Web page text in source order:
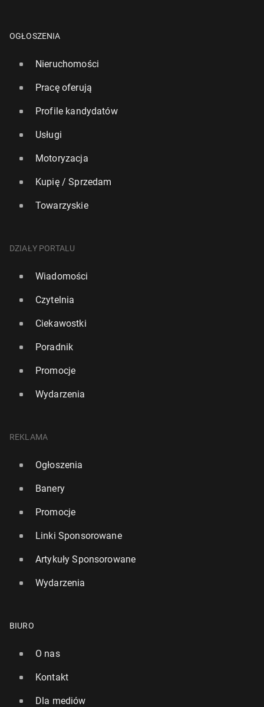
OGŁOSZENIA
Nieruchomości
Pracę oferują
Profile kandydatów
Usługi
Motoryzacja
Kupię / Sprzedam
Towarzyskie
DZIAŁY PORTALU
Wiadomości
Czytelnia
Ciekawostki
Poradnik
Promocje
Wydarzenia
REKLAMA
Ogłoszenia
Banery
Promocje
Linki Sponsorowane
Artykuły Sponsorowane
Wydarzenia
BIURO
O nas
Kontakt
Dla mediów